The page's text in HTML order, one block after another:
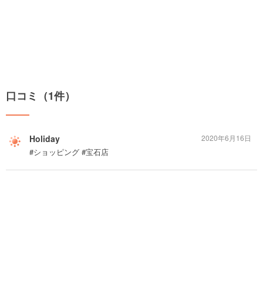
口コミ（1件）
Holiday
#ショッピング #宝石店
2020年6月16日